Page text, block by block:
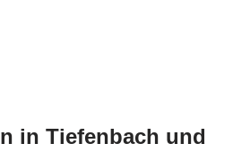
in Tiefenbach und